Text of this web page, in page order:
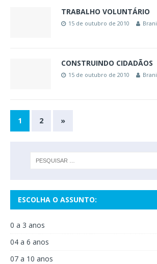
TRABALHO VOLUNTÁRIO
15 de outubro de 2010 Brani
CONSTRUINDO CIDADÃOS
15 de outubro de 2010 Brani
1 2 »
ESCOLHA O ASSUNTO:
0 a 3 anos
04 a 6 anos
07 a 10 anos